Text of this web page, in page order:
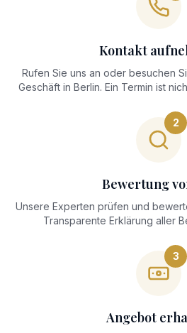
Kontakt
Rufen Sie uns an oder besuchen
Geschäft in Berlin. Ein Termin ist
2
Bewertung
Unsere Experten prüfen und
Transparente Erklärung aller
3
Angebot